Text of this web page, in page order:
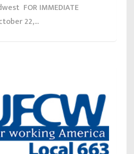
FOR IMMEDIATE
22,...